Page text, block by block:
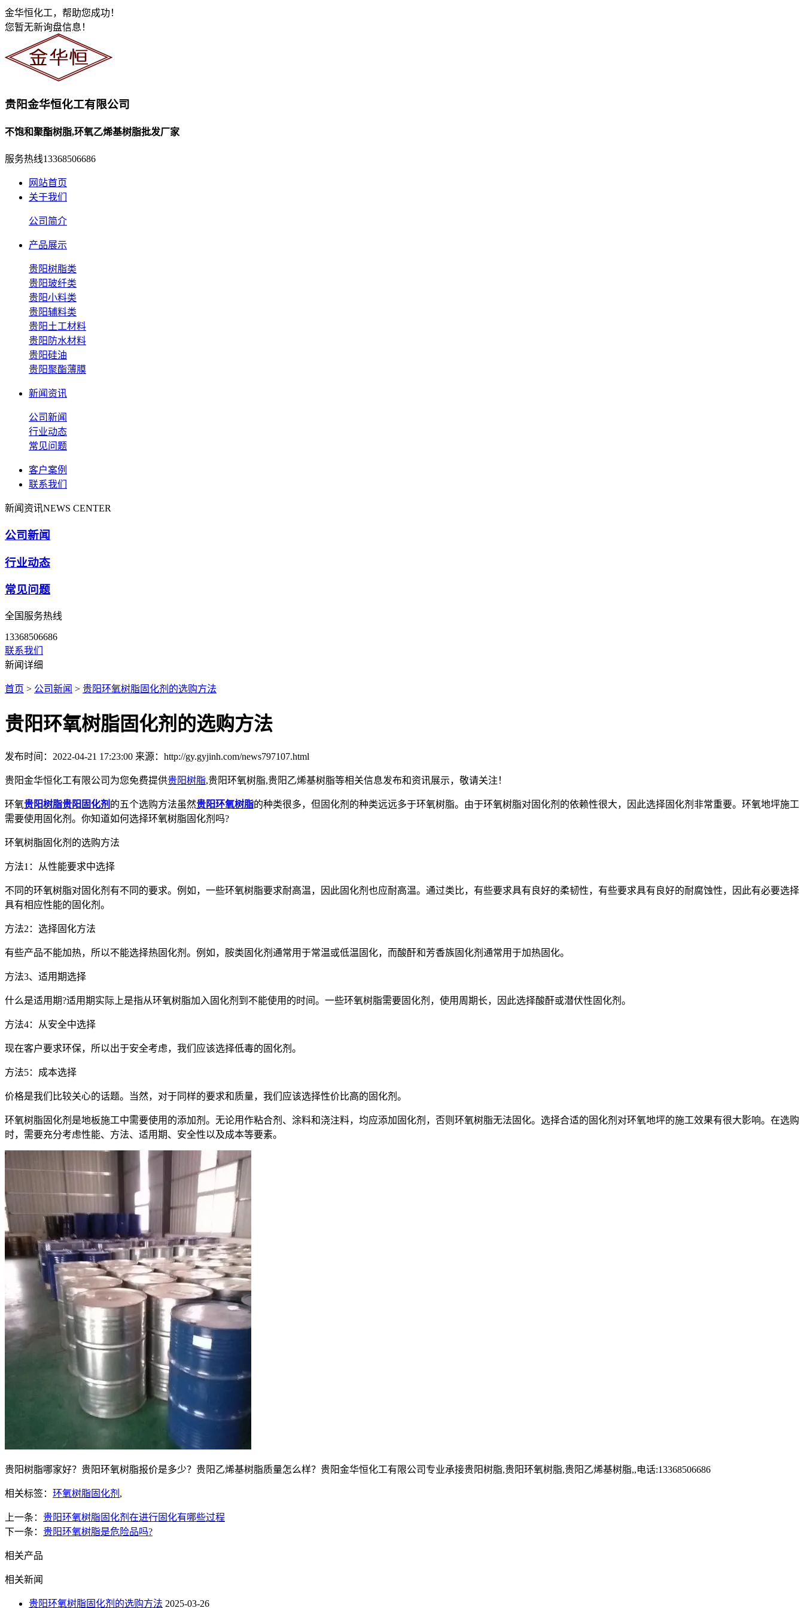
金华恒化工，帮助您成功！
您暂无新询盘信息！
贵阳金华恒化工有限公司
不饱和聚酯树脂,环氧乙烯基树脂批发厂家
服务热线13368506686
网站首页
关于我们
公司简介
产品展示
贵阳树脂类
贵阳玻纤类
贵阳小料类
贵阳辅料类
贵阳土工材料
贵阳防水材料
贵阳硅油
贵阳聚酯薄膜
新闻资讯
公司新闻
行业动态
常见问题
客户案例
联系我们
新闻资讯NEWS CENTER
公司新闻
行业动态
常见问题
全国服务热线
13368506686
联系我们
新闻详细
首页 > 公司新闻 > 贵阳​环氧树脂固化剂的选购方法
贵阳​环氧树脂固化剂的选购方法
发布时间：2022-04-21 17:23:00 来源：http://gy.gyjinh.com/news797107.html
贵阳金华恒化工有限公司为您免费提供贵阳树脂,贵阳环氧树脂,贵阳乙烯基树脂等相关信息发布和资讯展示，敬请关注！
环氧贵阳树脂贵阳固化剂 的五个选购方法虽然贵阳环氧树脂的种类很多，但固化剂的种类远远多于环氧树脂。由于环氧树脂对固化剂的依赖性很大，因此选择固化剂非常重要。环氧地坪施工
需要使用固化剂。你知道如何选择环氧树脂固化剂吗?
​环氧树脂固化剂的选购方法
方法1：从性能要求中选择
不同的环氧树脂对固化剂有不同的要求。例如，一些环氧树脂要求耐高温，因此固化剂也应耐高温。通过类比，有些要求具有良好的柔韧性，有些要求具有良好的耐腐蚀性，因此有必要选择
具有相应性能的固化剂。
方法2：选择固化方法
有些产品不能加热，所以不能选择热固化剂。例如，胺类固化剂通常用于常温或低温固化，而酸酐和芳香族固化剂通常用于加热固化。
方法3、适用期选择
什么是适用期?适用期实际上是指从环氧树脂加入固化剂到不能使用的时间。一些环氧树脂需要固化剂，使用周期长，因此选择酸酐或潜伏性固化剂。
方法4：从安全中选择
现在客户要求环保，所以出于安全考虑，我们应该选择低毒的固化剂。
方法5：成本选择
价格是我们比较关心的话题。当然，对于同样的要求和质量，我们应该选择性价比高的固化剂。
环氧树脂固化剂是地板施工中需要使用的添加剂。无论用作粘合剂、涂料和浇注料，均应添加固化剂，否则环氧树脂无法固化。选择合适的固化剂对环氧地坪的施工效果有很大影响。在选购
时，需要充分考虑性能、方法、适用期、安全性以及成本等要素。
贵阳树脂哪家好？贵阳环氧树脂报价是多少？贵阳乙烯基树脂质量怎么样？贵阳金华恒化工有限公司专业承接贵阳树脂,贵阳环氧树脂,贵阳乙烯基树脂,,电话:13368506686
相关标签： ​环氧树脂固化剂 ,
上一条： 贵阳环氧树脂固化剂在进行固化有哪些过程
下一条： 贵阳环氧树脂是危险品吗?
相关产品
相关新闻
贵阳​环氧树脂固化剂的选购方法 2025-03-26